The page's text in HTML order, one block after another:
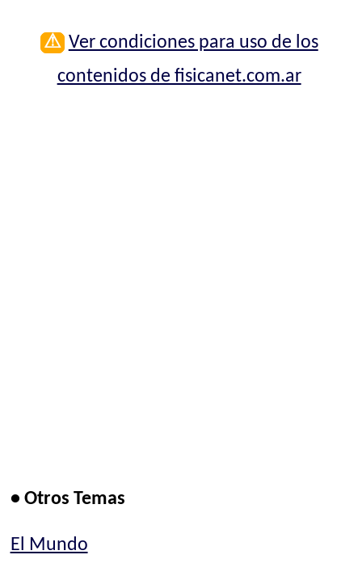
⚠ Ver condiciones para uso de los
contenidos de fisicanet.com.ar
• Otros Temas
El Mundo